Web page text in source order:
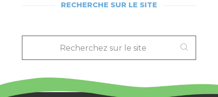
RECHERCHE SUR LE SITE
RECHERCHEZ
LE
SITE